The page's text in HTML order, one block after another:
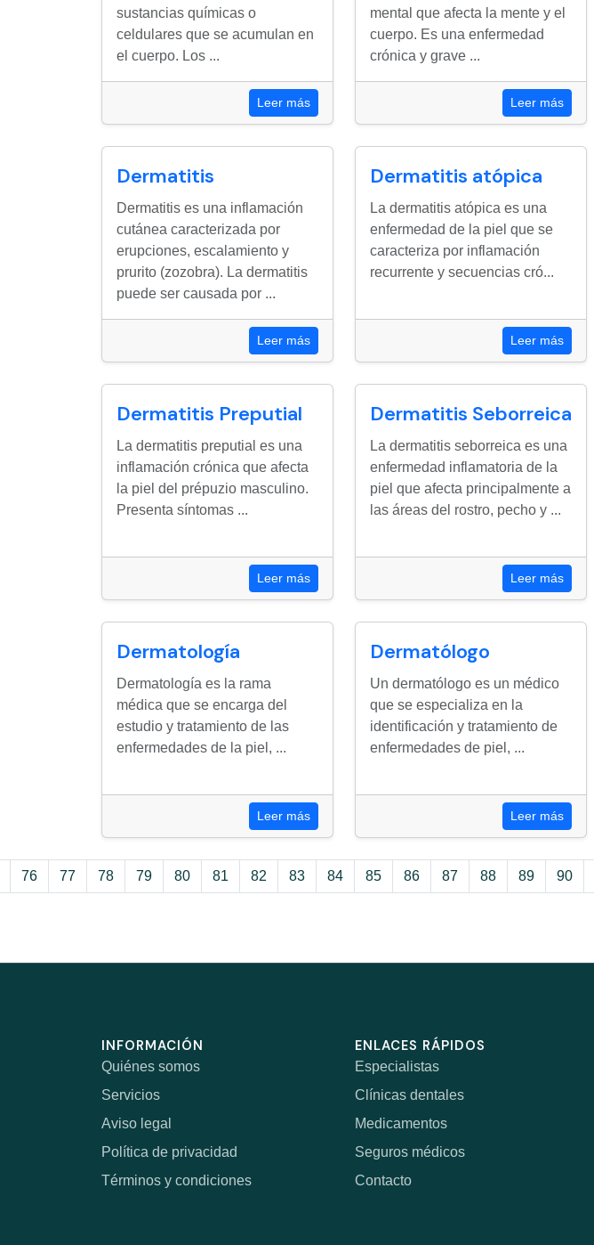
sustancias químicas o
celdulares que se acumulan en
el cuerpo. Los ...
Leer más
mental que afecta la mente y el
cuerpo. Es una enfermedad
crónica y grave ...
Leer más
Dermatitis
Dermatitis es una inflamación
cutánea caracterizada por
erupciones, escalamiento y
prurito (zozobra). La dermatitis
puede ser causada por ...
Leer más
Dermatitis atópica
La dermatitis atópica es una
enfermedad de la piel que se
caracteriza por inflamación
recurrente y secuencias cró...
Leer más
Dermatitis Preputial
La dermatitis preputial es una
inflamación crónica que afecta
la piel del prépuzio masculino.
Presenta síntomas ...
Leer más
Dermatitis Seborreica
La dermatitis seborreica es una
enfermedad inflamatoria de la
piel que afecta principalmente a
las áreas del rostro, pecho y ...
Leer más
Dermatología
Dermatología es la rama
médica que se encarga del
estudio y tratamiento de las
enfermedades de la piel, ...
Leer más
Dermatólogo
Un dermatólogo es un médico
que se especializa en la
identificación y tratamiento de
enfermedades de piel, ...
Leer más
76 77 78 79 80 81 82 83 84 85 86 87 88 89 90
INFORMACIÓN
Quiénes somos
Servicios
Aviso legal
Política de privacidad
Términos y condiciones
ENLACES RÁPIDOS
Especialistas
Clínicas dentales
Medicamentos
Seguros médicos
Contacto